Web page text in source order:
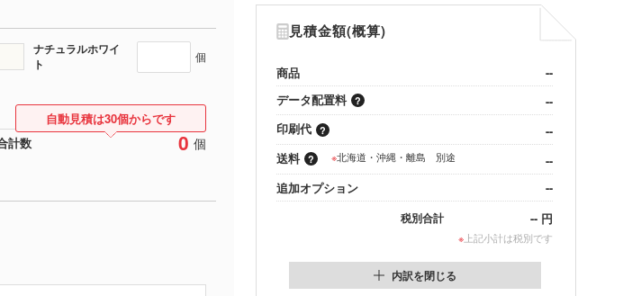
ナチュラルホワイ
ト
個
計数 0 個
自動見積は30個からです
見積金額(概算)
商品
--
データ配置料
--
印刷代
--
送料
※北海道・沖縄・離島 別途
--
追加オプション
--
税別合計 -- 円
※ 上記小計は税別です
内訳を閉じる